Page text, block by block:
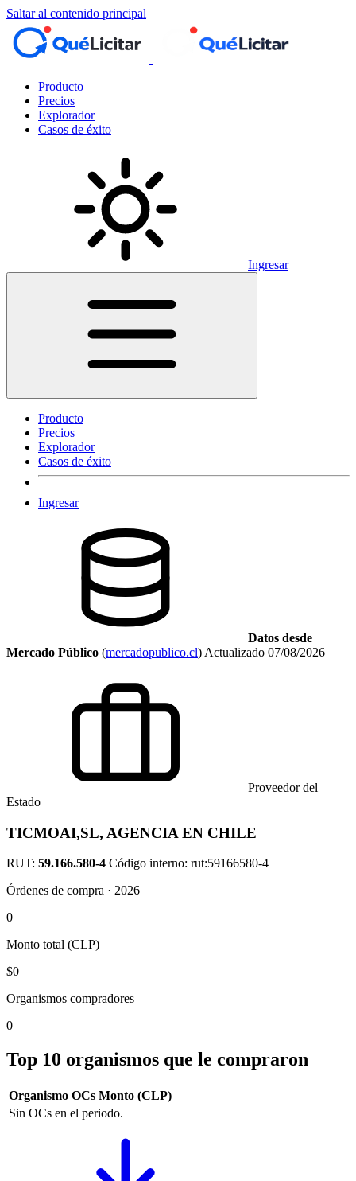
Saltar al contenido principal
Producto
Precios
Explorador
Casos de éxito
Ingresar
Producto
Precios
Explorador
Casos de éxito
Ingresar
Datos desde
Mercado Público (mercadopublico.cl) Actualizado 07/08/2026
Proveedor del
Estado
TICMOAI,SL, AGENCIA EN CHILE
RUT: 59.166.580-4 Código interno: rut:59166580-4
Órdenes de compra · 2026
0
Monto total (CLP)
$0
Organismos compradores
0
Top 10 organismos que le compraron
Organismo OCs Monto (CLP)
Sin OCs en el periodo.